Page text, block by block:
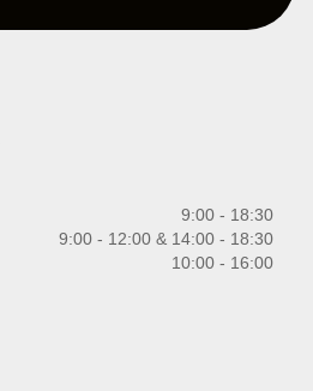
9:00 - 18:30
9:00 - 12:00 & 14:00 - 18:30
10:00 - 16:00